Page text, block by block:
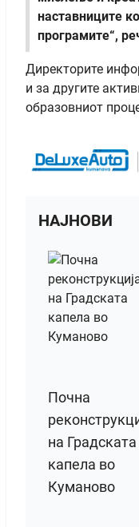
наставниците
програмите“,
Директорите
и за другите
образовниот
НАЈНОВИ
Почна
на Градската
капела во
Куманово